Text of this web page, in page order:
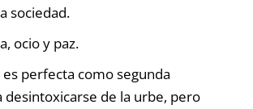
sociedad.
ocio y paz.
perfecta como segunda
desintoxicarse de la urbe, pero